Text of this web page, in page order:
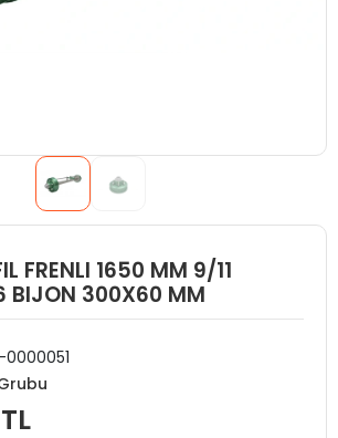
FRENLI 1650 MM 9/11
BIJON 300X60 MM
0000051